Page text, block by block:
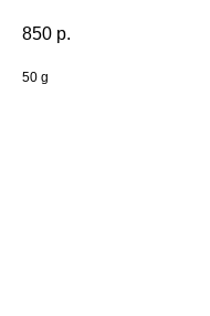
850 р.
50 g